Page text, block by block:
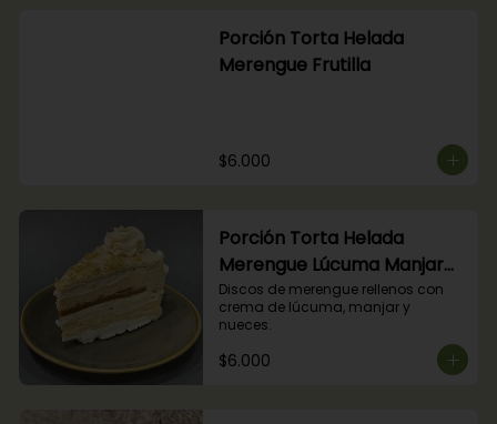
Porción Torta Helada
Merengue Frutilla
$6.000
Porción Torta Helada
Merengue Lúcuma Manjar
Nuez
Discos de merengue rellenos con
crema de lúcuma, manjar y
nueces.
$6.000